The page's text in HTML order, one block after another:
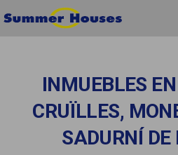
INMUEBLES
CRUÏLLES,
SADURNÍ DE